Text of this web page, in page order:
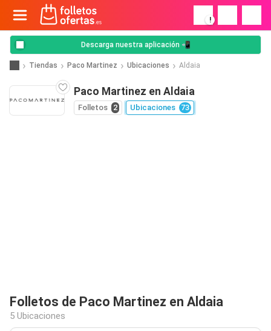
!
Descarga nuestra aplicación 📲
Tiendas Paco Martinez Ubicaciones Aldaia
Paco Martinez en Aldaia
Folletos 2 Ubicaciones 73
Folletos de Paco Martinez en Aldaia
5 Ubicaciones